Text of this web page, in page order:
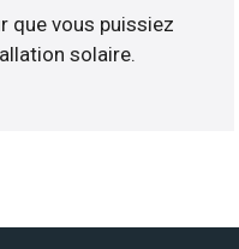
que vous puissiez
solaire.